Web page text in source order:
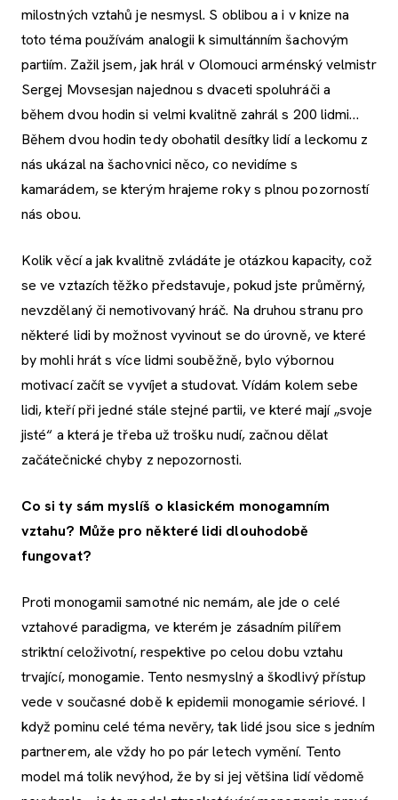
milostných vztahů je nesmysl. S oblibou a i v knize na
toto téma používám analogii k simultánním šachovým
partiím. Zažil jsem, jak hrál v Olomouci arménský velmistr
Sergej Movsesjan najednou s dvaceti spoluhráči a
během dvou hodin si velmi kvalitně zahrál s 200 lidmi…
Během dvou hodin tedy obohatil desítky lidí a leckomu z
nás ukázal na šachovnici něco, co nevidíme s
kamarádem, se kterým hrajeme roky s plnou pozorností
nás obou.
Kolik věcí a jak kvalitně zvládáte je otázkou kapacity, což
se ve vztazích těžko představuje, pokud jste průměrný,
nevzdělaný či nemotivovaný hráč. Na druhou stranu pro
některé lidi by možnost vyvinout se do úrovně, ve které
by mohli hrát s více lidmi souběžně, bylo výbornou
motivací začít se vyvíjet a studovat. Vídám kolem sebe
lidi, kteří při jedné stále stejné partii, ve které mají „svoje
jisté“ a která je třeba už trošku nudí, začnou dělat
začátečnické chyby z nepozornosti.
Co si ty sám myslíš o klasickém monogamním
vztahu? Může pro některé lidi dlouhodobě
fungovat?
Proti monogamii samotné nic nemám, ale jde o celé
vztahové paradigma, ve kterém je zásadním pilířem
striktní celoživotní, respektive po celou dobu vztahu
trvající, monogamie. Tento nesmyslný a škodlivý přístup
vede v současné době k epidemii monogamie sériové. I
když pominu celé téma nevěry, tak lidé jsou sice s jedním
partnerem, ale vždy ho po pár letech vymění. Tento
model má tolik nevýhod, že by si jej většina lidí vědomě